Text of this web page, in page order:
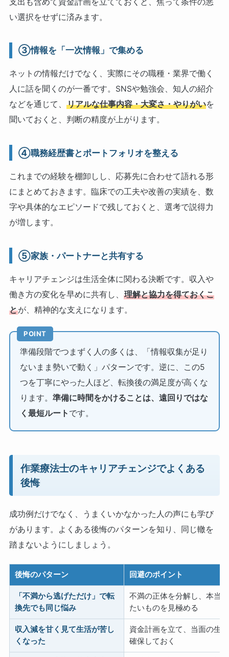
い選択をせずに済みます。
③情報を「一次情報」で集める
ネットの情報だけでなく、実際にその職種・業界で働く
人に話を聞くのが一番です。SNSや勉強会、知人の紹介
などを通じて、 リアルな仕事内容・大変さ・やりがいを
聞いておくと、判断の精度が上がります。
④職務経歴書とポートフォリオを整える
これまでの経験を棚卸しし、応募先に合わせて語れる形
にまとめておきます。臨床での工夫や改善の実績を、数
字や具体的なエピソードで残しておくと、選考で説得力
が増します。
⑤家族・パートナーと共有する
キャリアチェンジは生活全体に関わる決断です。収入や
働き方の変化を早めに共有し、 理解と協力を得ておくこ
とが、精神的な支えになります。
POINT
準備段階でつまずく人の多くは、「情報収集が足り
ないまま勢いで動く」パターンです。逆に、この5
つを丁寧にやった人ほど、転換後の満足度が高くな
ります。 準備に時間をかけることは、遠回りではな
く最短ルート です。
作業療法士のキャリアチェンジでよくある
後悔
成功例だけでなく、うまくいかなかった人の声にも学び
があります。よくある後悔のパターンを知り、同じ轍を
踏まないようにしましょう。
後悔のパターン 回避のポイント
「不満から逃げただけ」で転
換先でも同じ悩み
不満の正体を分解し、本当
たいものを見極める
収入減を甘く見て生活が苦し
くなった
資金計画を立て、当面の生
確保しておく